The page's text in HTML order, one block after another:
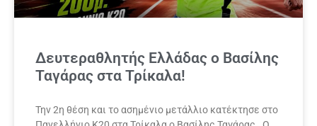
Δευτεραθλητής Ελλάδας ο Βασίλης
Ταγάρας στα Τρίκαλα!
Την 2η θέση και το ασημένιο μετάλλιο κατέκτησε στο